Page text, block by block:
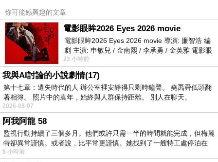
打給姊姊，阿嬤也來聽
那時候超過半個月人在大陸
雖然當時玩的時候並不是非常的開心
但是可以看到家人的聲音及影像還是感動萬分
阿嬤，這兩年開始身體機能退化得很快
你可能感興趣的文章
電影眼眸2026 Eyes 2026 movie
電影眼眸2026 Eyes 2026 movie 導演: 廉智浩 編
劇 主演: 申敏兒 / 金南熙 / 李承勇 / 金英雅 電影眼
眸2026描述攝影師徐珍因遺
23 小時前
我與AI討論的小說劇情(17)
第十七章：遺失時代的人 辦公室裡安靜得只剩時鐘聲。 堯禹舜低頭翻
著相簿。 照片中的袁年，始終與人群保持距離。 別人在聊天。
2026-08-07
阿我阿龍 58
監視行動持續了三個多月。他們或許只需一半的時間就能完成，但梅麗
特卻異常謹慎。或者說，比平常更謹慎。她找到了一艘特工處停泊在
8 小時前